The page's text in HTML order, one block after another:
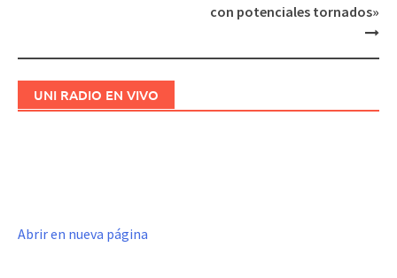
con potenciales tornados»
UNI RADIO EN VIVO
Abrir en nueva página